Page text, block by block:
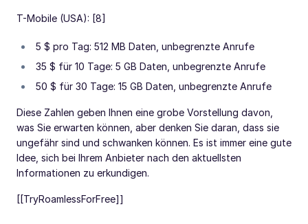
T-Mobile (USA): [8]
5 $ pro Tag: 512 MB Daten, unbegrenzte Anrufe
35 $ für 10 Tage: 5 GB Daten, unbegrenzte Anrufe
50 $ für 30 Tage: 15 GB Daten, unbegrenzte Anrufe
Diese Zahlen geben Ihnen eine grobe Vorstellung davon,
was Sie erwarten können, aber denken Sie daran, dass sie
ungefähr sind und schwanken können. Es ist immer eine gute
Idee, sich bei Ihrem Anbieter nach den aktuellsten
Informationen zu erkundigen.
[[TryRoamlessForFree]]